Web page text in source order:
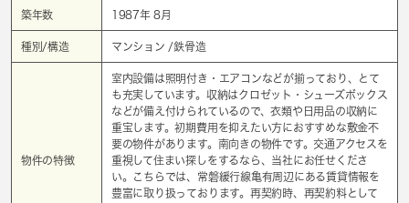
築年数 1987年 8月
種別/構造 マンション /鉄骨造
物件の特徴
室内設備は照明付き・エアコンなどが揃っており、とて
も充実しています。収納はクロゼット・シューズボックス
などが備え付けられているので、衣類や日用品の収納に
重宝します。初期費用を抑えたい方におすすめな敷金不
要の物件があります。南向きの物件です。交通アクセスを
重視して住まい探しをするなら、当社にお任せくださ
い。こちらでは、常磐緩行線亀有周辺にある賃貸情報を
豊富に取り扱っております。再契約時、再契約料として